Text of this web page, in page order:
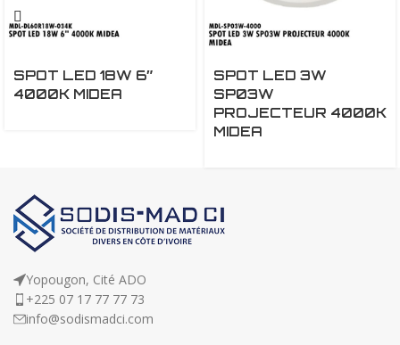
SPOT LED 18W 6″
4000K MIDEA
SPOT LED 3W
SP03W
PROJECTEUR 4000K
MIDEA
Yopougon, Cité ADO
+225 07 17 77 77 73
info@sodismadci.com